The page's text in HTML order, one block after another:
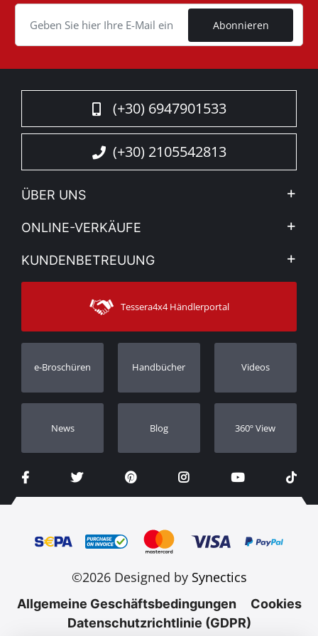
Abonnieren
(+30) 6947901533
(+30) 2105542813
ÜBER UNS
Firma
Sehen Sie unsere Nachrichten
Sitemap
ONLINE-VERKÄUFE
Mein Konto
Versandarten
KUNDENBETREUUNG
Kontakt
Kundendienst
Bestellung verfolgen
Händler
Tessera4x4 Händlerportal
e-Broschüren Handbücher Videos
Νews Blog 360º View
©2026 Designed by Synectics
Allgemeine Geschäftsbedingungen
Cookies
Datenschutzrichtlinie (GDPR)